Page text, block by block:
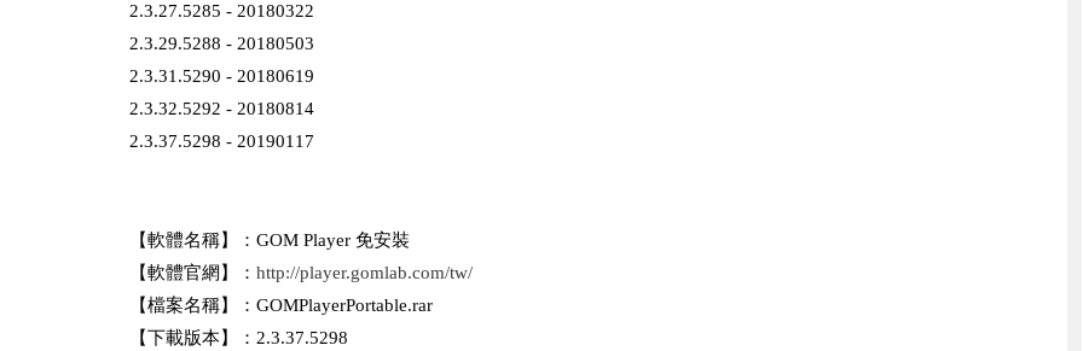
2.3.27.5285 - 20180322
2.3.29.5288 - 20180503
2.3.31.5290 - 20180619
2.3.32.5292 - 20180814
2.3.37.5298 - 20190117
【軟體名稱】：GOM Player 免安裝
【軟體官網】： http://player.gomlab.com/tw/
【檔案名稱】：GOMPlayerPortable.rar
【下載版本】：2.3.37.5298